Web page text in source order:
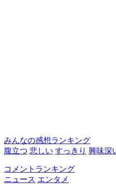
みんなの感想ランキング
腹立つ 悲しい すっきり 興味深
コメントランキング
ニュース エンタメ